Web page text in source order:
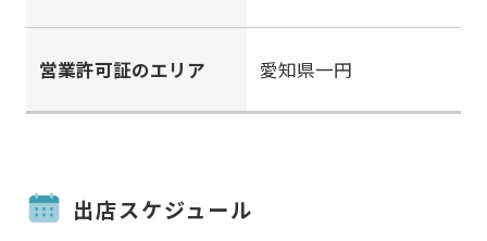
営業許可証のエリア 愛知県一円
出店スケジュール